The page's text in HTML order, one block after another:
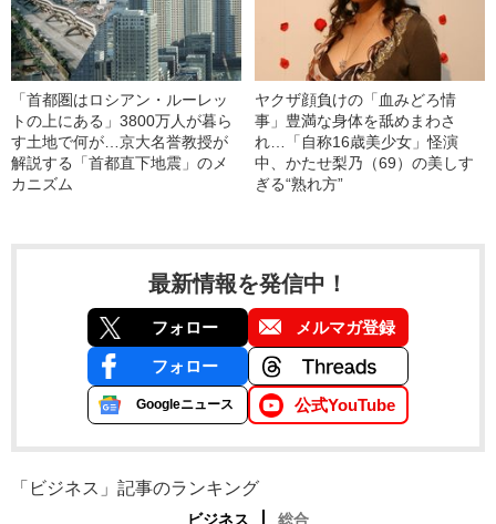
「首都圏はロシアン・ルーレッ
トの上にある」3800万人が暮ら
す土地で何が…京大名誉教授が
解説する「首都直下地震」のメ
カニズム
ヤクザ顔負けの「血みどろ情
事」豊満な身体を舐めまわさ
れ…「自称16歳美少女」怪演
中、かたせ梨乃（69）の美しす
ぎる“熟れ方”
最新情報を発信中！
フォロー メルマガ登録
フォロー
Googleニュース 公式YouTube
「ビジネス」記事のランキング
ビジネス 総合